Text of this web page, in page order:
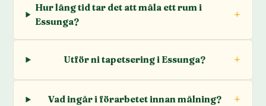
Hur lång tid tar det att måla ett rum i
Essunga?
Utför ni tapetsering i Essunga?
Vad ingår i förarbetet innan målning?